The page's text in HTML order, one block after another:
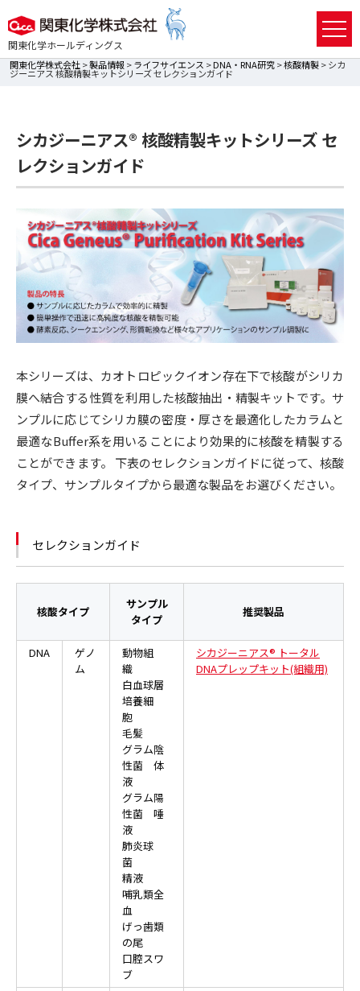
関東化学ホールディングス
関東化学株式会社>製品情報>ライフサイエンス >DNA・RNA研究>核酸精製> シカ
ジーニアス 核酸精製キットシリーズ セレクションガイド
シカジーニアス® 核酸精製キットシリーズ セ
レクションガイド
本シリーズは、カオトロピックイオン存在下で核酸がシリカ
膜へ結合する性質を利用した核酸抽出・精製キットです。サ
ンプルに応じてシリカ膜の密度・厚さを最適化したカラムと
最適なBuffer系を用いることにより効果的に核酸を精製する
ことができます。 下表のセレクションガイドに従って、核酸
タイプ、サンプルタイプから最適な製品をお選びください。
セレクションガイド
核酸タイプ
サンプル
タイプ
推奨製品
DNA
ゲノ
ム
動物組
織
白血球層
培養細
胞
毛髪
グラム陰
性菌 体
液
グラム陽
性菌 唾
液
肺炎球
菌
精液
哺乳類全
血
げっ歯類
の尾
口腔スワ
ブ
シカジーニアス® トータル
DNAプレップキット(組織用)